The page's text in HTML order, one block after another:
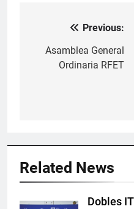
Navegación
de
Previous:
Asamblea General
Ordinaria RFET
Related News
Dobles